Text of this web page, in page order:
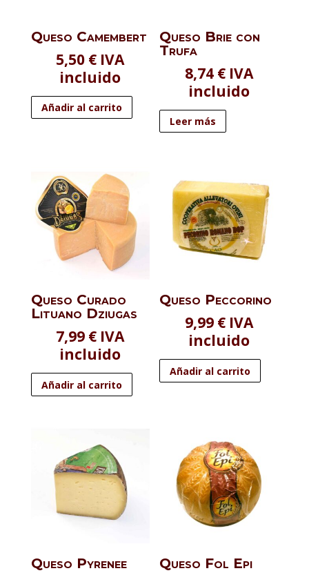
Queso Camembert
5,50 € IVA
incluido
Añadir al carrito
Queso Brie con
Trufa
8,74 € IVA
incluido
Leer más
Queso Curado
Lituano Dziugas
7,99 € IVA
incluido
Añadir al carrito
Queso Peccorino
9,99 € IVA
incluido
Añadir al carrito
Queso Pyrenee Queso Fol Epi